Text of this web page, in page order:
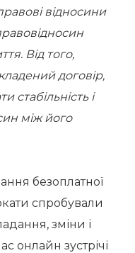
відносини
Від того,
договір,
стабільність і
між його
безоплатної
спробували
зміни і
онлайн зустрічі